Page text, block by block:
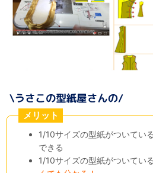
メリット
1/10サイズの型紙がついてい
できる
1/10サイズの型紙がついてい